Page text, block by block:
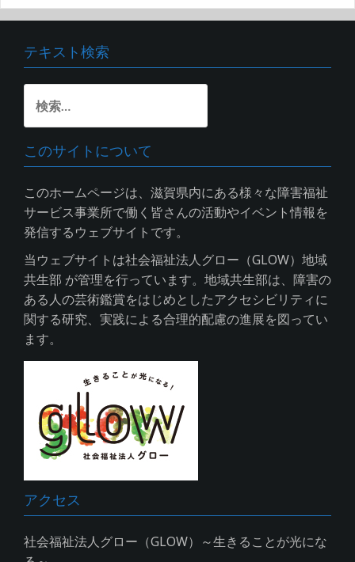
テキスト検索
索:
このサイトについて
このホームページは、滋賀県内にある様々な障害福祉
サービス事業所で働く皆さんの活動やイベント情報を
発信するウェブサイトです。
当ウェブサイトは社会福祉法人グロー（GLOW）地域
共生部 が管理を行っています。地域共生部は、障害の
ある人の芸術鑑賞をはじめとしたアクセシビリティに
関する研究、実践による合理的配慮の進展を図ってい
ます。
アクセス
社会福祉法人グロー（GLOW）～生きることが光にな